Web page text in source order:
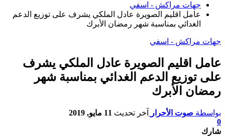
جهات مراكش - اسفي
عامل اقليم الصويرة عادل الملكي يشرف على توزيع الدعم
الغدائي بمناسبة شهر رمضان الأبرك
جهات مراكش - اسفي
عامل اقليم الصويرة عادل الملكي يشرف
على توزيع الدعم الغدائي بمناسبة شهر
رمضان الأبرك
بواسطة صوت الأحرار آخر تحديث 11 مايو, 2019
0
شارك